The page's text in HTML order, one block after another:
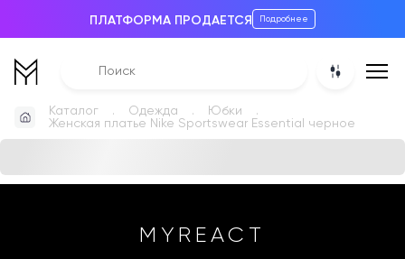
ПЛАТФОРМА ПРОДАЕТСЯ Подробнее
Каталог Одежда
Юбки
Женская платье Nike Sportswear Essential черное
MYREACT